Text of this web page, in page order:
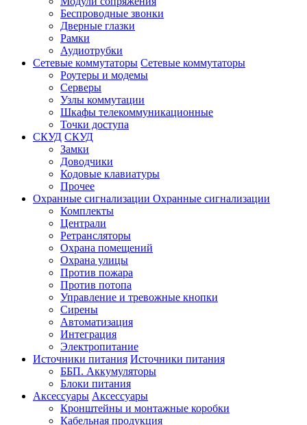
Беспроводные звонки
Дверные глазки
Рамки
Аудиотрубки
Сетевые коммутаторы Сетевые коммутаторы
Роутеры и модемы
Серверы
Узлы коммутации
Шкафы телекоммуникационные
Точки доступа
СКУД СКУД
Замки
Доводчики
Кодовые клавиатуры
Прочее
Охранные сигнализации Охранные сигнализации
Комплекты
Централи
Ретрансляторы
Охрана помещений
Охрана улицы
Против пожара
Против потопа
Управление и тревожные кнопки
Сирены
Автоматизация
Интеграция
Электропитание
Источники питания Источники питания
ББП. Аккумуляторы
Блоки питания
Аксессуары Аксессуары
Кронштейны и монтажные коробки
Кабельная продукция